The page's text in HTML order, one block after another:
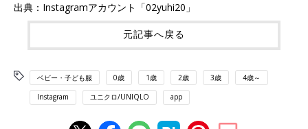
出典：Instagramアカウント「02yuhi20」
元記事へ戻る
ベビー・子ども服 0歳 1歳 2歳 3歳 4歳～
Instagram ユニクロ/UNIQLO app